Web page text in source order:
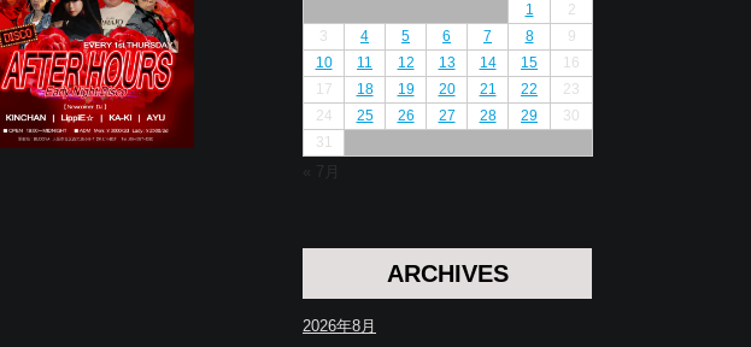
1
2
3
4 5 6 7 8
9
10
11 12 13 14 15
16
17
18 19 20 21 22
23
24
25 26 27 28 29
30
31
« 7月
ARCHIVES
2026年8月